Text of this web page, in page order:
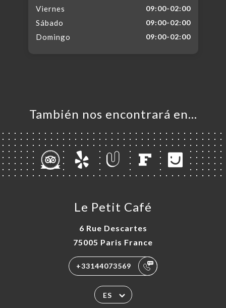
Viernes 09:00-02:00
Sábado 09:00-02:00
Domingo 09:00-02:00
También nos encontrará en…
Le Petit Café
6 Rue Descartes
75005 Paris France
+33144073569
ES